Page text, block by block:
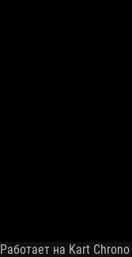
Работает на Kart Chrono